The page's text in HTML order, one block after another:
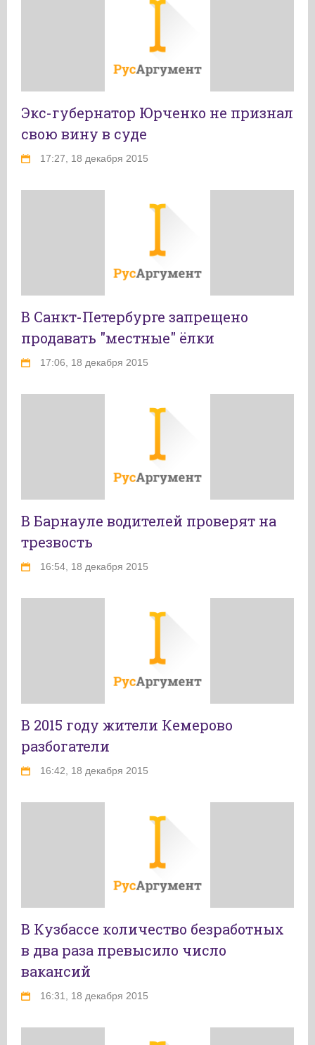
Экс-губернатор Юрченко не признал
свою вину в суде
17:27, 18 декабря 2015
В Санкт-Петербурге запрещено
продавать "местные" ёлки
17:06, 18 декабря 2015
В Барнауле водителей проверят на
трезвость
16:54, 18 декабря 2015
В 2015 году жители Кемерово
разбогатели
16:42, 18 декабря 2015
В Кузбассе количество безработных
в два раза превысило число
вакансий
16:31, 18 декабря 2015